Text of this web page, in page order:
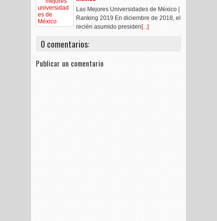
Las Mejores Universidades de México |
Ranking 2019 En diciembre de 2018, el
recién asumido presiden[...]
0 comentarios:
Publicar un comentario